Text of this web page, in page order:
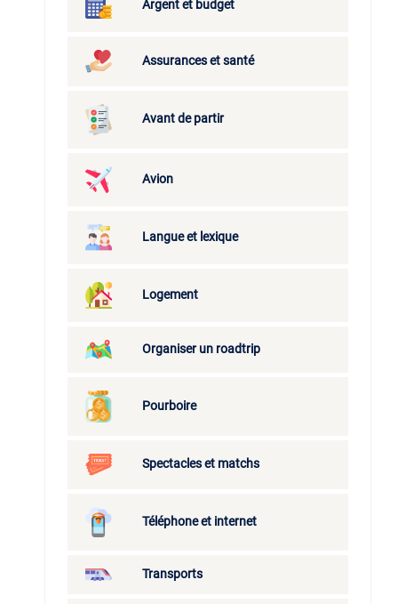
Argent et budget
Assurances et santé
Avant de partir
Avion
Langue et lexique
Logement
Organiser un roadtrip
Pourboire
Spectacles et matchs
Téléphone et internet
Transports